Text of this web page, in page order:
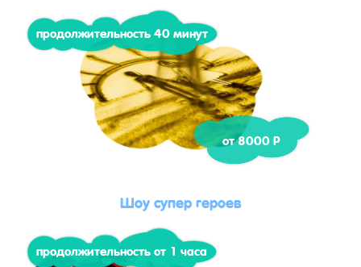
продолжительность 40 минут
от 8000 Р
Шоу супер героев
продолжительность от 1 часа